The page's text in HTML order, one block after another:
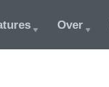
Over